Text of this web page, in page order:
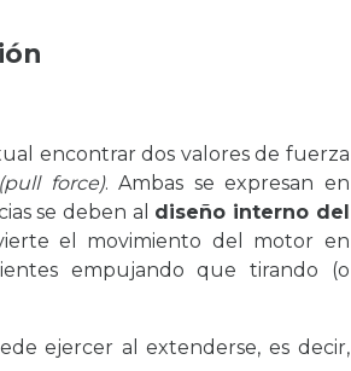
encontrar dos valores de fuerza
(pull force). Ambas se expresan en
se deben al diseño interno del
el movimiento del motor en
empujando que tirando (o
ejercer al extenderse, es decir,